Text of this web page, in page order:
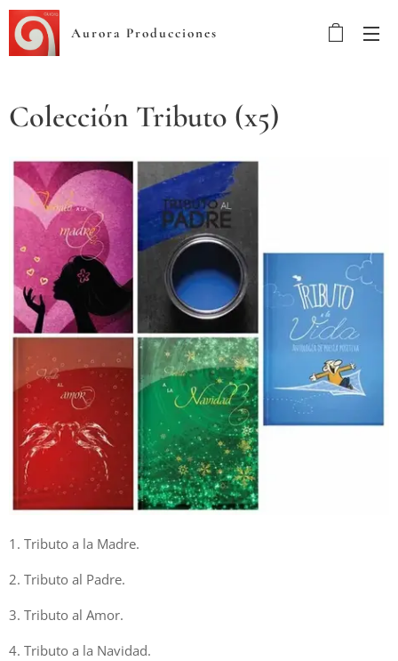
Aurora Producciones
Colección Tributo (x5)
1. Tributo a la Madre.
2. Tributo al Padre.
3. Tributo al Amor.
4. Tributo a la Navidad.